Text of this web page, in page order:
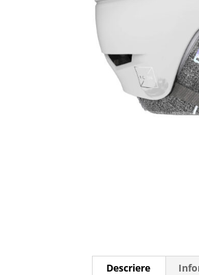
Descriere